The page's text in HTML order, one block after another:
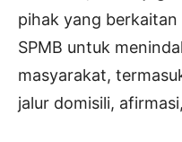
pihak yang
SPMB untuk
masyarakat,
jalur domisili,